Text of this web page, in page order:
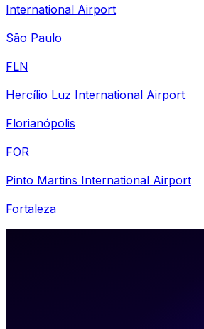
International Airport
São Paulo
FLN
Hercílio Luz International Airport
Florianópolis
FOR
Pinto Martins International Airport
Fortaleza